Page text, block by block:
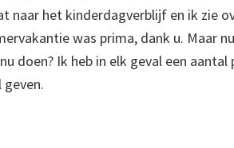
naar het kinderdagverblijf en ik zie
was prima, dank u. Maar
doen? Ik heb in elk geval een